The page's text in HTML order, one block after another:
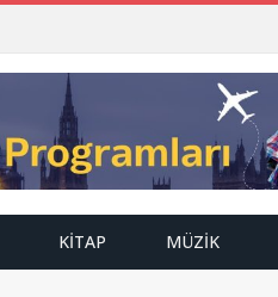
KITAP MÜZIK